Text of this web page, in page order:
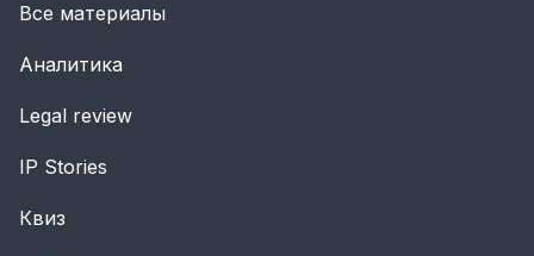
Все материалы
Аналитика
Legal review
IP Stories
Квиз